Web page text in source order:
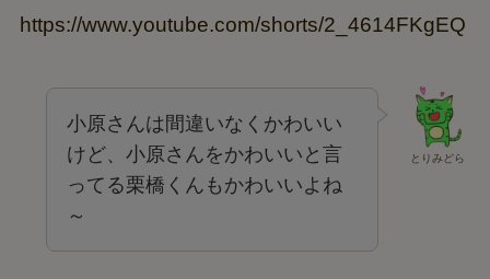
https://www.youtube.com/shorts/2_4614FKgEQ
とりみどら
小原さんは間違いなくかわいい
けど、小原さんをかわいいと言
ってる栗橋くんもかわいいよね
～